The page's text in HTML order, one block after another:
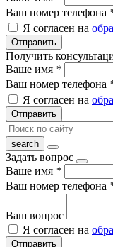
Ваш номер телефона
Я согласен на
Отправить
Получить
Ваше имя *
Ваш номер телефона
Я согласен на
Отправить
Задать вопрос
Ваше имя *
Ваш номер телефона
Ваш вопрос
Я согласен на
Отправить